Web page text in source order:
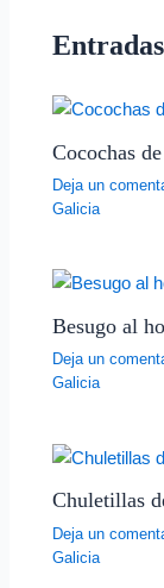
Cocochas
Deja un
Galicia
Besugo al
Deja un
Galicia
Chuletillas
Deja un
Galicia